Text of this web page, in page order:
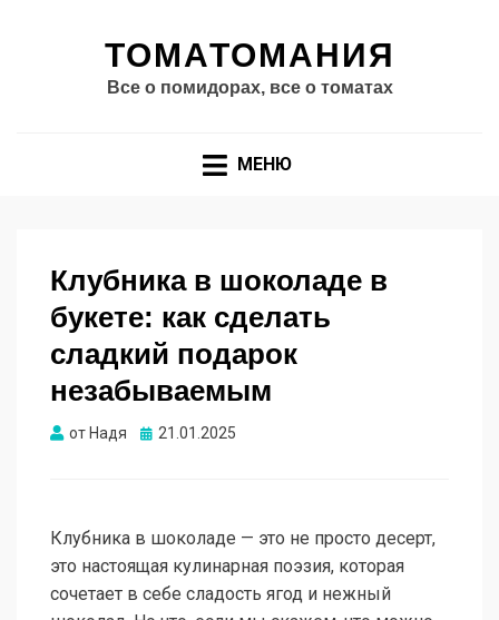
ТОМАТОМАНИЯ
Все о помидорах, все о томатах
МЕНЮ
Клубника в шоколаде в
букете: как сделать
сладкий подарок
незабываемым
от Надя Опубликовано
21.01.2025
Клубника в шоколаде — это не просто десерт,
это настоящая кулинарная поэзия, которая
сочетает в себе сладость ягод и нежный